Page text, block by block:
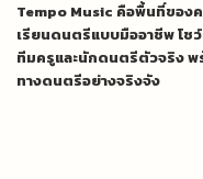
Tempo Music คือพื้นที่ของ
เรียนดนตรีแบบมืออาชีพ โช
ทีมครูและนักดนตรีตัวจริง พ
ทางดนตรีอย่างจริงจัง